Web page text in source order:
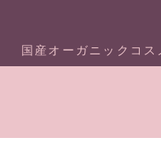
国産オーガニックコ